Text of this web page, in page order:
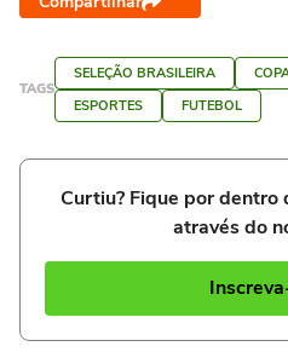
TAGS
SELEÇÃO BRASILEIRA
ESPORTES
FUTEBOL
Curtiu? Fique por
através do